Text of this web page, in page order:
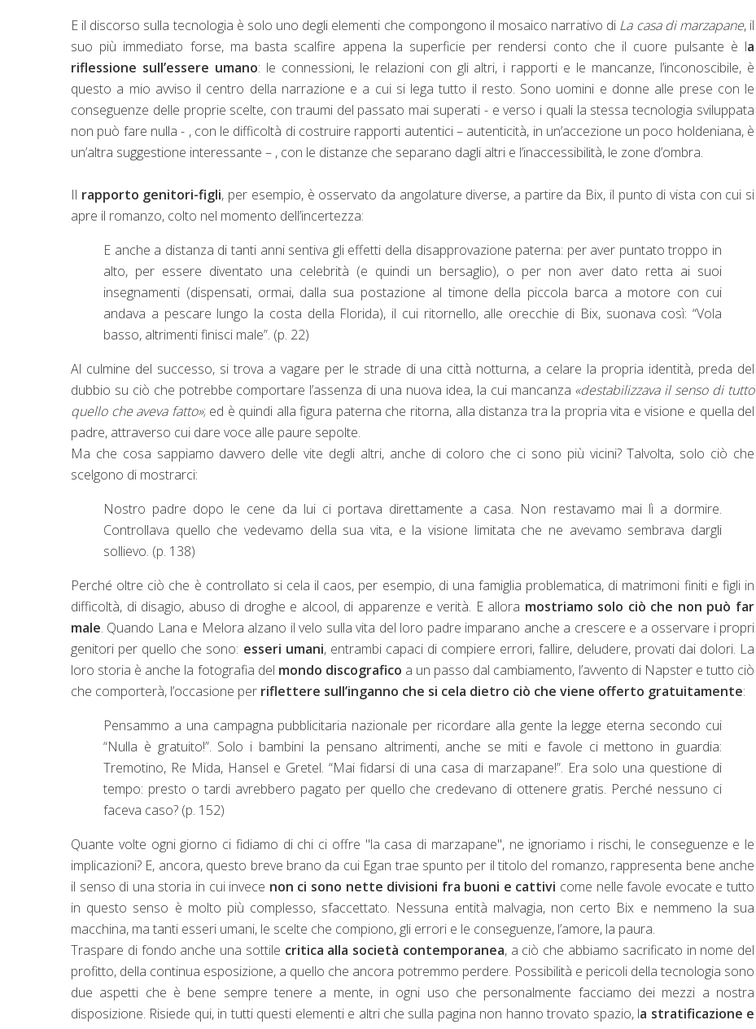
E il discorso sulla tecnologia è solo uno degli elementi che compongono il mosaico narrativo di La casa di marzapane, il
suo più immediato forse, ma basta scalfire appena la superficie per rendersi conto che il cuore pulsante è la
riflessione sull’essere umano: le connessioni, le relazioni con gli altri, i rapporti e le mancanze, l’inconoscibile, è
questo a mio avviso il centro della narrazione e a cui si lega tutto il resto. Sono uomini e donne alle prese con le
conseguenze delle proprie scelte, con traumi del passato mai superati - e verso i quali la stessa tecnologia sviluppata
non può fare nulla - , con le difficoltà di costruire rapporti autentici – autenticità, in un’accezione un poco holdeniana, è
un’altra suggestione interessante – , con le distanze che separano dagli altri e l’inaccessibilità, le zone d’ombra.
Il rapporto genitori-figli, per esempio, è osservato da angolature diverse, a partire da Bix, il punto di vista con cui si
apre il romanzo, colto nel momento dell’incertezza:
E anche a distanza di tanti anni sentiva gli effetti della disapprovazione paterna: per aver puntato troppo in
alto, per essere diventato una celebrità (e quindi un bersaglio), o per non aver dato retta ai suoi
insegnamenti (dispensati, ormai, dalla sua postazione al timone della piccola barca a motore con cui
andava a pescare lungo la costa della Florida), il cui ritornello, alle orecchie di Bix, suonava così: “Vola
basso, altrimenti finisci male”. (p. 22)
Al culmine del successo, si trova a vagare per le strade di una città notturna, a celare la propria identità, preda del
dubbio su ciò che potrebbe comportare l’assenza di una nuova idea, la cui mancanza «destabilizzava il senso di tutto
quello che aveva fatto»; ed è quindi alla figura paterna che ritorna, alla distanza tra la propria vita e visione e quella del
padre, attraverso cui dare voce alle paure sepolte.
Ma che cosa sappiamo davvero delle vite degli altri, anche di coloro che ci sono più vicini? Talvolta, solo ciò che
scelgono di mostrarci:
Nostro padre dopo le cene da lui ci portava direttamente a casa. Non restavamo mai lì a dormire.
Controllava quello che vedevamo della sua vita, e la visione limitata che ne avevamo sembrava dargli
sollievo. (p. 138)
Perché oltre ciò che è controllato si cela il caos, per esempio, di una famiglia problematica, di matrimoni finiti e figli in
difficoltà, di disagio, abuso di droghe e alcool, di apparenze e verità. E allora mostriamo solo ciò che non può far
male. Quando Lana e Melora alzano il velo sulla vita del loro padre imparano anche a crescere e a osservare i propri
genitori per quello che sono: esseri umani, entrambi capaci di compiere errori, fallire, deludere, provati dai dolori. La
loro storia è anche la fotografia del mondo discografico a un passo dal cambiamento, l’avvento di Napster e tutto ciò
che comporterà, l’occasione per riflettere sull’inganno che si cela dietro ciò che viene offerto gratuitamente:
Pensammo a una campagna pubblicitaria nazionale per ricordare alla gente la legge eterna secondo cui
“Nulla è gratuito!”. Solo i bambini la pensano altrimenti, anche se miti e favole ci mettono in guardia:
Tremotino, Re Mida, Hansel e Gretel. “Mai fidarsi di una casa di marzapane!”. Era solo una questione di
tempo: presto o tardi avrebbero pagato per quello che credevano di ottenere gratis. Perché nessuno ci
faceva caso? (p. 152)
Quante volte ogni giorno ci fidiamo di chi ci offre "la casa di marzapane", ne ignoriamo i rischi, le conseguenze e le
implicazioni? E, ancora, questo breve brano da cui Egan trae spunto per il titolo del romanzo, rappresenta bene anche
il senso di una storia in cui invece non ci sono nette divisioni fra buoni e cattivi come nelle favole evocate e tutto
in questo senso è molto più complesso, sfaccettato. Nessuna entità malvagia, non certo Bix e nemmeno la sua
macchina, ma tanti esseri umani, le scelte che compiono, gli errori e le conseguenze, l’amore, la paura.
Traspare di fondo anche una sottile critica alla società contemporanea, a ciò che abbiamo sacrificato in nome del
profitto, della continua esposizione, a quello che ancora potremmo perdere. Possibilità e pericoli della tecnologia sono
due aspetti che è bene sempre tenere a mente, in ogni uso che personalmente facciamo dei mezzi a nostra
disposizione. Risiede qui, in tutti questi elementi e altri che sulla pagina non hanno trovato spazio, la stratificazione e